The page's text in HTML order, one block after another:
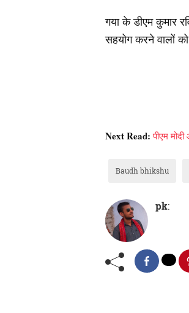
गया के डीएम कुमार
सहयोग करने वालों को
Next Read:पीएम
Baudh bhikshu
pk: